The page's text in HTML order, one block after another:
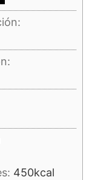
450kcal